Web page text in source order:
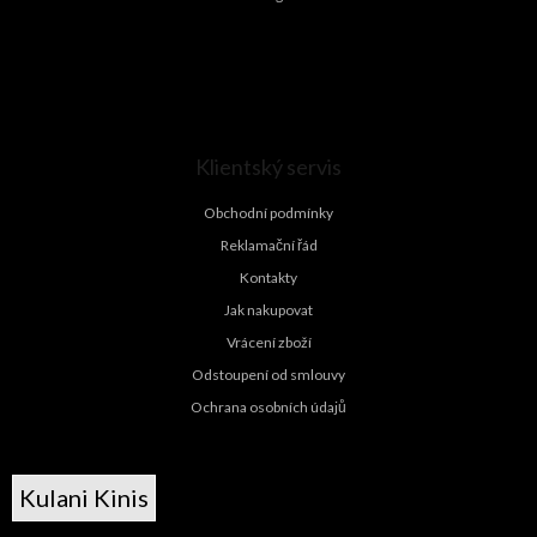
Klientský servis
Obchodní podmínky
Reklamační řád
Kontakty
Jak nakupovat
Vrácení zboží
Odstoupení od smlouvy
Ochrana osobních údajů
Kulani Kinis